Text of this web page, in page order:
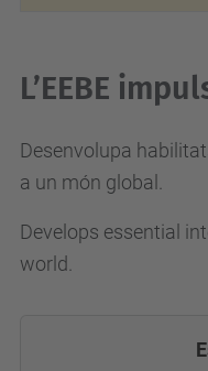
L’EEBE
Desenvolupa
a un món global.
Develops essential
world.